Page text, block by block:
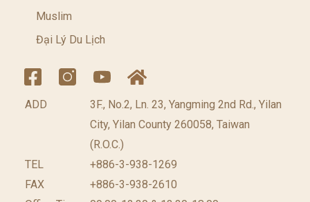
Muslim
Đại Lý Du Lịch
ADD
3F., No.2, Ln. 23, Yangming 2nd Rd., Yilan
City, Yilan County 260058, Taiwan
(R.O.C.)
TEL
+886-3-938-1269​
FAX
+886-3-938-2610